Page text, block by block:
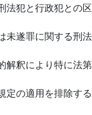
法犯と行政犯との区
未遂罪に関する刑法
解釈により特に法第
定の適用を排除する